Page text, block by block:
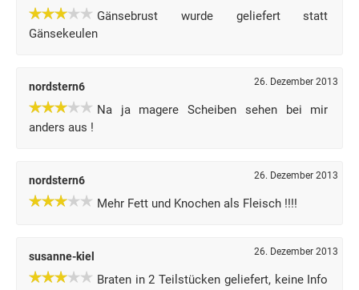
Gänsebrust wurde geliefert statt
Gänsekeulen
nordstern6 26. Dezember 2013
Na ja magere Scheiben sehen bei mir
anders aus !
nordstern6 26. Dezember 2013
Mehr Fett und Knochen als Fleisch !!!!
susanne-kiel 26. Dezember 2013
Braten in 2 Teilstücken geliefert, keine Info